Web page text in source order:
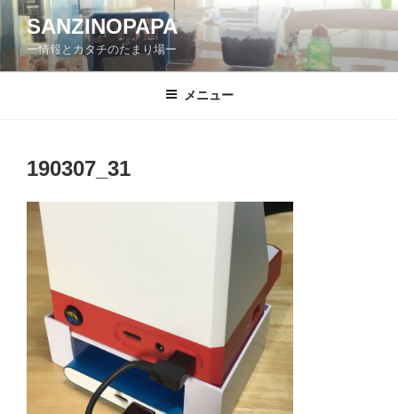
コ
ン
SANZINOPAPA
ー情報とカタチのたまり場ー
メニュー
190307_31